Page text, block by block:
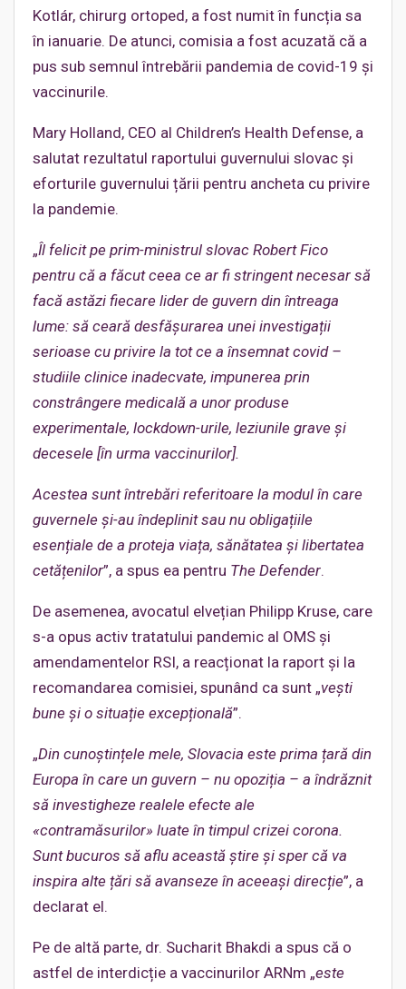
Kotlár, chirurg ortoped, a fost numit în funcția sa
în ianuarie. De atunci, comisia a fost acuzată că a
pus sub semnul întrebării pandemia de covid-19 și
vaccinurile.
Mary Holland, CEO al Children’s Health Defense, a
salutat rezultatul raportului guvernului slovac și
eforturile guvernului țării pentru ancheta cu privire
la pandemie.
„Îl felicit pe prim-ministrul slovac Robert Fico
pentru că a făcut ceea ce ar fi stringent necesar să
facă astăzi fiecare lider de guvern din întreaga
lume: să ceară desfășurarea unei investigații
serioase cu privire la tot ce a însemnat covid –
studiile clinice inadecvate, impunerea prin
constrângere medicală a unor produse
experimentale, lockdown-urile, leziunile grave și
decesele [în urma vaccinurilor].
Acestea sunt întrebări referitoare la modul în care
guvernele și-au îndeplinit sau nu obligațiile
esențiale de a proteja viața, sănătatea și libertatea
cetățenilor”, a spus ea pentru The Defender.
De asemenea, avocatul elvețian Philipp Kruse, care
s-a opus activ tratatului pandemic al OMS și
amendamentelor RSI, a reacționat la raport și la
recomandarea comisiei, spunând ca sunt „vești
bune și o situație excepțională”.
„Din cunoștințele mele, Slovacia este prima țară din
Europa în care un guvern – nu opoziția – a îndrăznit
să investigheze realele efecte ale
«contramăsurilor» luate în timpul crizei corona.
Sunt bucuros să aflu această știre și sper că va
inspira alte țări să avanseze în aceeași direcție”, a
declarat el.
Pe de altă parte, dr. Sucharit Bhakdi a spus că o
astfel de interdicție a vaccinurilor ARNm „este